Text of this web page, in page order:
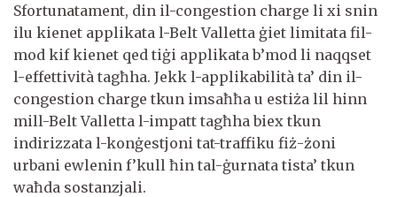
Sfortunatament, din il-congestion charge li xi snin
ilu kienet applikata l-Belt Valletta ġiet limitata fil-
mod kif kienet qed tiġi applikata b’mod li naqqset
l-effettività tagħha. Jekk l-applikabilità ta’ din il-
congestion charge tkun imsaħħa u estiża lil hinn
mill-Belt Valletta l-impatt tagħha biex tkun
indirizzata l-konġestjoni tat-traffiku fiż-żoni
urbani ewlenin f’kull ħin tal-ġurnata tista’ tkun
waħda sostanzjali.